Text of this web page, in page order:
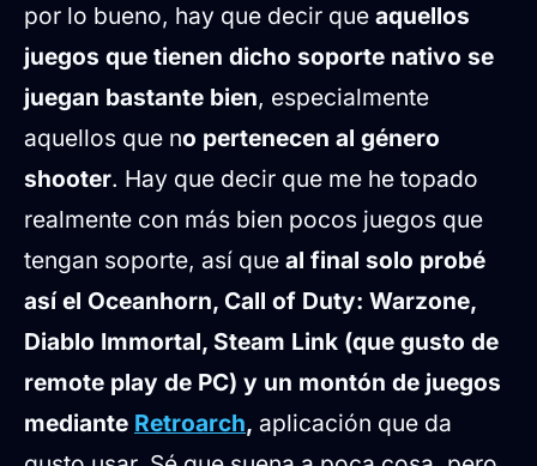
por lo bueno, hay que decir que aquellos
juegos que tienen dicho soporte nativo se
juegan bastante bien, especialmente
aquellos que no pertenecen al género
shooter. Hay que decir que me he topado
realmente con más bien pocos juegos que
tengan soporte, así que al final solo probé
así el Oceanhorn, Call of Duty: Warzone,
Diablo Immortal, Steam Link (que gusto de
remote play de PC) y un montón de juegos
mediante Retroarch, aplicación que da